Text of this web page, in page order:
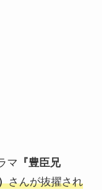
マ 『豊臣兄
さんが抜擢され